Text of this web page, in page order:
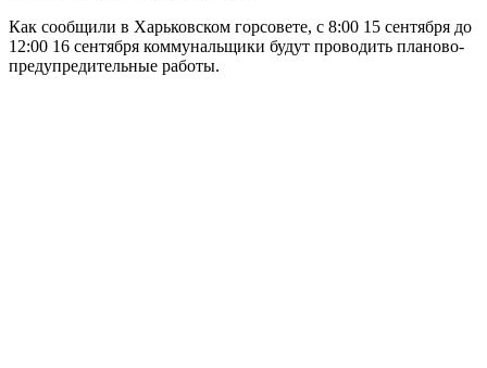
Как сообщили в Харьковском горсовете, с 8:00 15 сентября до
12:00 16 сентября коммунальщики будут проводить планово-
предупредительные работы.